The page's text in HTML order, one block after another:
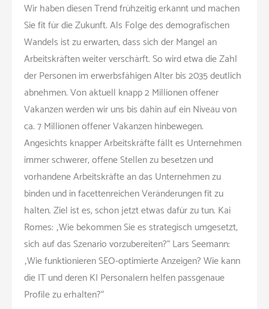
Wir haben diesen Trend frühzeitig erkannt und machen
Sie fit für die Zukunft. Als Folge des demografischen
Wandels ist zu erwarten, dass sich der Mangel an
Arbeitskräften weiter verschärft. So wird etwa die Zahl
der Personen im erwerbsfähigen Alter bis 2035 deutlich
abnehmen. Von aktuell knapp 2 Millionen offener
Vakanzen werden wir uns bis dahin auf ein Niveau von
ca. 7 Millionen offener Vakanzen hinbewegen.
Angesichts knapper Arbeitskräfte fällt es Unternehmen
immer schwerer, offene Stellen zu besetzen und
vorhandene Arbeitskräfte an das Unternehmen zu
binden und in facettenreichen Veränderungen fit zu
halten. Ziel ist es, schon jetzt etwas dafür zu tun. Kai
Romes: „Wie bekommen Sie es strategisch umgesetzt,
sich auf das Szenario vorzubereiten?“ Lars Seemann:
„Wie funktionieren SEO-optimierte Anzeigen? Wie kann
die IT und deren KI Personalern helfen passgenaue
Profile zu erhalten?“